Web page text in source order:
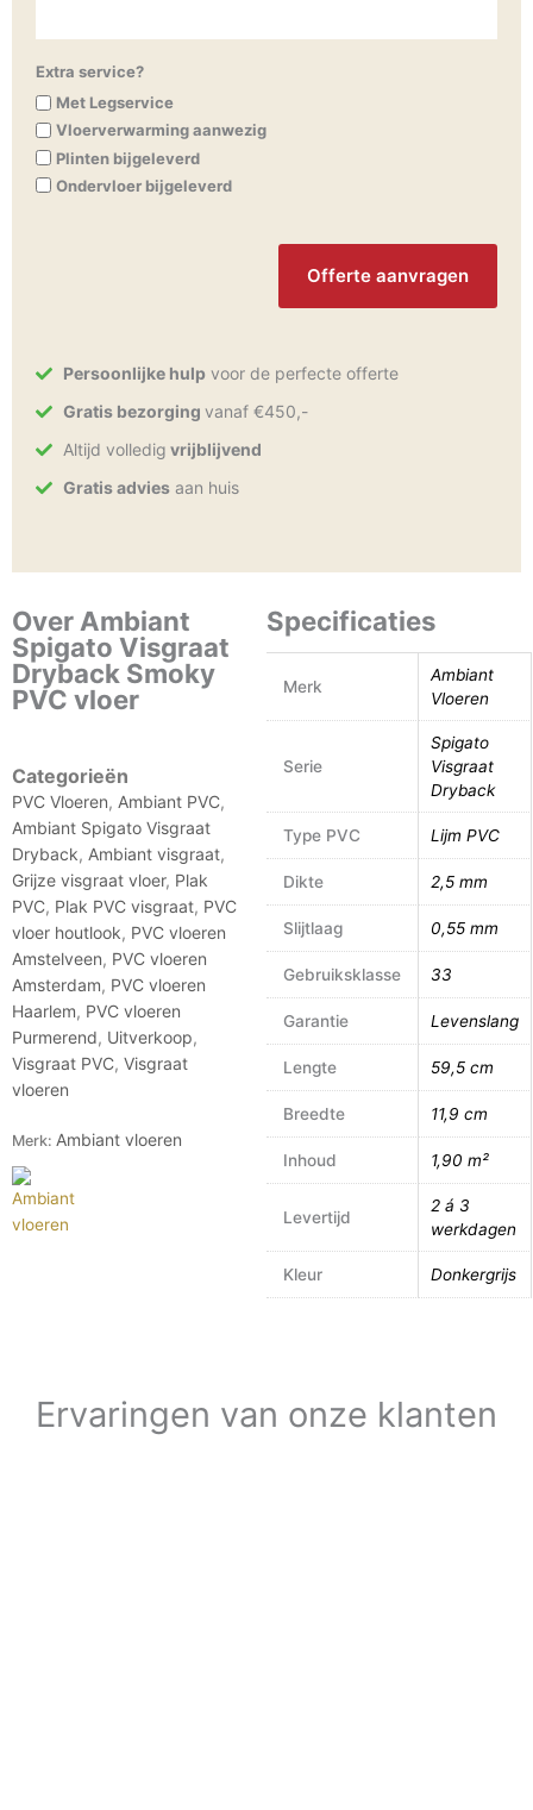
Extra service?
Met Legservice
Vloerverwarming aanwezig
Plinten bijgeleverd
Ondervloer bijgeleverd
Persoonlijke hulpvoor de perfecte offerte
Gratis bezorging vanaf €450,-
Altijd volledig vrijblijvend
Gratis adviesaan huis
Over Ambiant
Spigato Visgraat
Dryback Smoky
PVC vloer
Categorieën
PVC Vloeren, Ambiant PVC,
Ambiant Spigato Visgraat
Dryback, Ambiant visgraat,
Grijze visgraat vloer, Plak
PVC, Plak PVC visgraat, PVC
vloer houtlook, PVC vloeren
Amstelveen, PVC vloeren
Amsterdam, PVC vloeren
Haarlem, PVC vloeren
Purmerend, Uitverkoop,
Visgraat PVC, Visgraat
vloeren
Merk: Ambiant vloeren
Specificaties
Merk
Ambiant
Vloeren
Serie
Spigato
Visgraat
Dryback
Type PVC Lijm PVC
Dikte 2,5 mm
Slijtlaag 0,55 mm
Gebruiksklasse 33
Garantie Levenslang
Lengte 59,5 cm
Breedte 11,9 cm
Inhoud 1,90 m²
Levertijd
2 á 3
werkdagen
Kleur Donkergrijs
Ervaringen van onze klanten